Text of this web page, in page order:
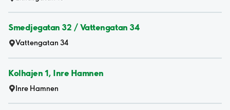
Smedjegatan 32 / Vattengatan 34
Vattengatan 34
Kolhajen 1, Inre Hamnen
Inre Hamnen